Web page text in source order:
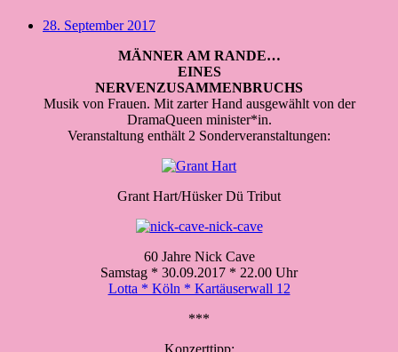
Beitragsdatum
28. September 2017
MÄNNER AM RANDE…
EINES
NERVENZUSAMMENBRUCHS
Musik von Frauen. Mit zarter Hand ausgewählt von der
DramaQueen minister*in.
Veranstaltung enthält 2 Sonderveranstaltungen:
Grant Hart/Hüsker Dü Tribut
60 Jahre Nick Cave
Samstag * 30.09.2017 * 22.00 Uhr
Lotta * Köln * Kartäuserwall 12
***
Konzerttipp: